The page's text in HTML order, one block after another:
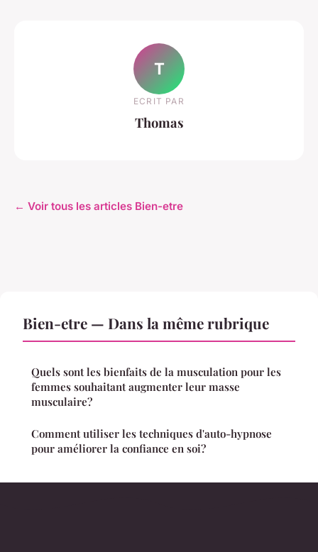
T
ECRIT PAR
Thomas
← Voir tous les articles Bien-etre
Bien-etre — Dans la même rubrique
Quels sont les bienfaits de la musculation pour les
femmes souhaitant augmenter leur masse
musculaire?
Comment utiliser les techniques d'auto-hypnose
pour améliorer la confiance en soi?